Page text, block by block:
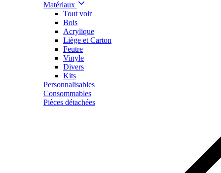
Matériaux
Tout voir
Bois
Acrylique
Liège et Carton
Feutre
Vinyle
Divers
Kits
Personnalisables
Consommables
Pièces détachées